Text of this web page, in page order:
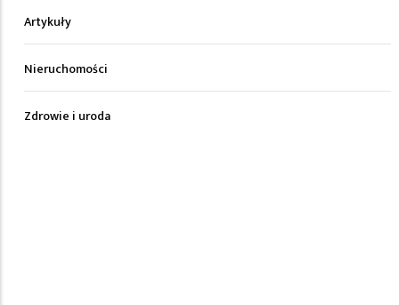
Artykuły
Nieruchomości
Zdrowie i uroda